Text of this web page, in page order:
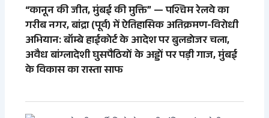
“कानून की जीत, मुंबई की मुक्ति” — पश्चिम रेलवे का
गरीब नगर, बांद्रा (पूर्व) में ऐतिहासिक अतिक्रमण-विरोधी
अभियान: बॉम्बे हाईकोर्ट के आदेश पर बुलडोजर चला,
अवैध बांग्लादेशी घुसपैठियों के अड्डों पर पड़ी गाज, मुंबई
के विकास का रास्ता साफ